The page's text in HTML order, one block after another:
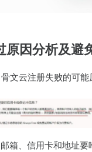
原因分析及避
文云注册失败的可能
箱、信用卡和地址